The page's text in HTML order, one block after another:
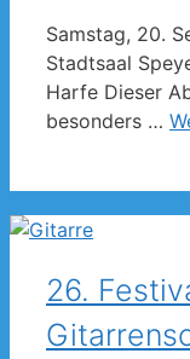
Samstag, 20.
Stadtsaal
Harfe Dieser
besonders …
26.